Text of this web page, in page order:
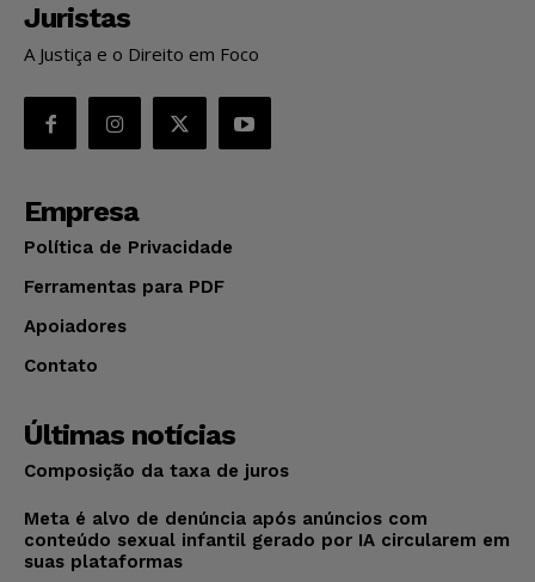
Juristas
A Justiça e o Direito em Foco
Empresa
Política de Privacidade
Ferramentas para PDF
Apoiadores
Contato
Últimas notícias
Composição da taxa de juros
Meta é alvo de denúncia após anúncios com
conteúdo sexual infantil gerado por IA circularem em
suas plataformas